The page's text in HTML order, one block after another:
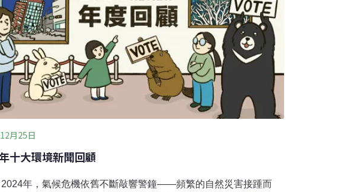
月25日
十大環境新聞回顧
年，氣候危機依舊不斷敲響警鐘——頻繁的自然災害接踵而